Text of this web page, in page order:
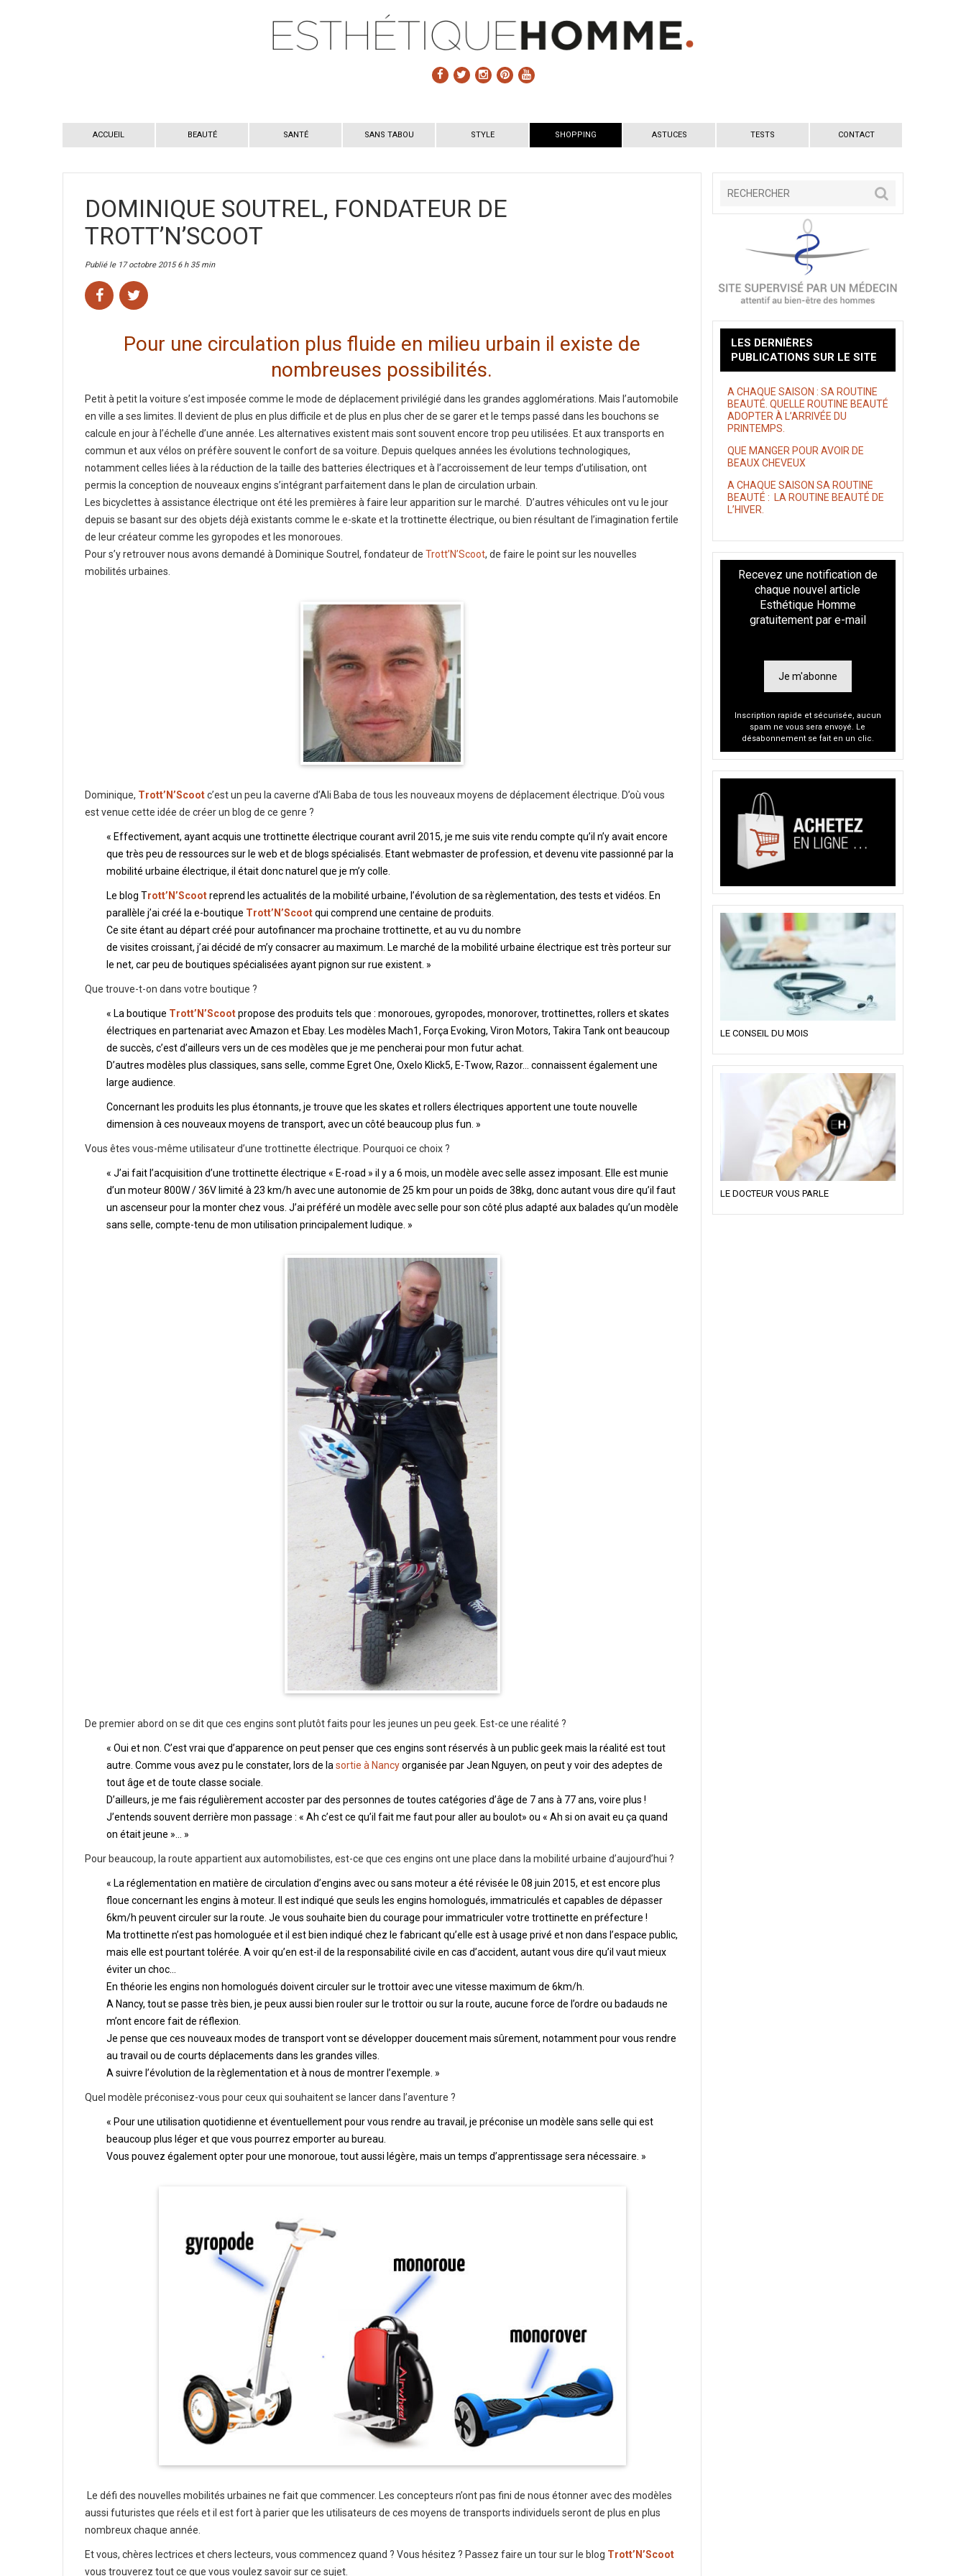
ACCUEIL BEAUTÉ SANTÉ SANS TABOU STYLE SHOPPING ASTUCES TESTS CONTACT
DOMINIQUE SOUTREL, FONDATEUR DE
TROTT’N’SCOOT
Publié le 17 octobre 2015 6 h 35 min
Pour une circulation plus fluide en milieu urbain il existe de
nombreuses possibilités.
Petit à petit la voiture s’est imposée comme le mode de déplacement privilégié dans les grandes agglomérations. Mais l’automobile
en ville a ses limites. Il devient de plus en plus difficile et de plus en plus cher de se garer et le temps passé dans les bouchons se
calcule en jour à l’échelle d’une année. Les alternatives existent mais sont souvent encore trop peu utilisées. Et aux transports en
commun et aux vélos on préfère souvent le confort de sa voiture. Depuis quelques années les évolutions technologiques,
notamment celles liées à la réduction de la taille des batteries électriques et à l’accroissement de leur temps d’utilisation, ont
permis la conception de nouveaux engins s’intégrant parfaitement dans le plan de circulation urbain.
Les bicyclettes à assistance électrique ont été les premières à faire leur apparition sur le marché. D’autres véhicules ont vu le jour
depuis se basant sur des objets déjà existants comme le e-skate et la trottinette électrique, ou bien résultant de l’imagination fertile
de leur créateur comme les gyropodes et les monoroues.
Pour s’y retrouver nous avons demandé à Dominique Soutrel, fondateur de Trott’N’Scoot, de faire le point sur les nouvelles
mobilités urbaines.
Dominique, Trott’N’Scootc’est un peu la caverne d’Ali Baba de tous les nouveaux moyens de déplacement électrique. D’où vous
est venue cette idée de créer un blog de ce genre ?
« Effectivement, ayant acquis une trottinette électrique courant avril 2015, je me suis vite rendu compte qu’il n’y avait encore
que très peu de ressources sur le web et de blogs spécialisés. Etant webmaster de profession, et devenu vite passionné par la
mobilité urbaine électrique, il était donc naturel que je m’y colle.
Le blog Trott’N’Scootreprend les actualités de la mobilité urbaine, l’évolution de sa règlementation, des tests et vidéos. En
parallèle j’ai créé la e-boutique Trott’N’Scootqui comprend une centaine de produits.
Ce site étant au départ créé pour autofinancer ma prochaine trottinette, et au vu du nombre
de visites croissant, j’ai décidé de m’y consacrer au maximum. Le marché de la mobilité urbaine électrique est très porteur sur
le net, car peu de boutiques spécialisées ayant pignon sur rue existent. »
Que trouve-t-on dans votre boutique ?
« La boutique Trott’N’Scootpropose des produits tels que : monoroues, gyropodes, monorover, trottinettes, rollers et skates
électriques en partenariat avec Amazon et Ebay. Les modèles Mach1, Força Evoking, Viron Motors, Takira Tank ont beaucoup
de succès, c’est d’ailleurs vers un de ces modèles que je me pencherai pour mon futur achat.
D’autres modèles plus classiques, sans selle, comme Egret One, Oxelo Klick5, E-Twow, Razor… connaissent également une
large audience.
Concernant les produits les plus étonnants, je trouve que les skates et rollers électriques apportent une toute nouvelle
dimension à ces nouveaux moyens de transport, avec un côté beaucoup plus fun. »
Vous êtes vous-même utilisateur d’une trottinette électrique. Pourquoi ce choix ?
« J’ai fait l’acquisition d’une trottinette électrique « E-road » il y a 6 mois, un modèle avec selle assez imposant. Elle est munie
d’un moteur 800W / 36V limité à 23 km/h avec une autonomie de 25 km pour un poids de 38kg, donc autant vous dire qu’il faut
un ascenseur pour la monter chez vous. J’ai préféré un modèle avec selle pour son côté plus adapté aux balades qu’un modèle
sans selle, compte-tenu de mon utilisation principalement ludique. »
De premier abord on se dit que ces engins sont plutôt faits pour les jeunes un peu geek. Est-ce une réalité ?
« Oui et non. C’est vrai que d’apparence on peut penser que ces engins sont réservés à un public geek mais la réalité est tout
autre. Comme vous avez pu le constater, lors de lasortie à Nancyorganisée par Jean Nguyen, on peut y voir des adeptes de
tout âge et de toute classe sociale.
D’ailleurs, je me fais régulièrement accoster par des personnes de toutes catégories d’âge de 7 ans à 77 ans, voire plus !
J’entends souvent derrière mon passage : « Ah c’est ce qu’il fait me faut pour aller au boulot» ou « Ah si on avait eu ça quand
on était jeune »… »
Pour beaucoup, la route appartient aux automobilistes, est-ce que ces engins ont une place dans la mobilité urbaine d’aujourd’hui ?
« La réglementation en matière de circulation d’engins avec ou sans moteur a été révisée le 08 juin 2015, et est encore plus
floue concernant les engins à moteur. Il est indiqué que seuls les engins homologués, immatriculés et capables de dépasser
6km/h peuvent circuler sur la route. Je vous souhaite bien du courage pour immatriculer votre trottinette en préfecture !
Ma trottinette n’est pas homologuée et il est bien indiqué chez le fabricant qu’elle est à usage privé et non dans l’espace public,
mais elle est pourtant tolérée. A voir qu’en est-il de la responsabilité civile en cas d’accident, autant vous dire qu’il vaut mieux
éviter un choc…
En théorie les engins non homologués doivent circuler sur le trottoir avec une vitesse maximum de 6km/h.
A Nancy, tout se passe très bien, je peux aussi bien rouler sur le trottoir ou sur la route, aucune force de l’ordre ou badauds ne
m’ont encore fait de réflexion.
Je pense que ces nouveaux modes de transport vont se développer doucement mais sûrement, notamment pour vous rendre
au travail ou de courts déplacements dans les grandes villes.
A suivre l’évolution de la règlementation et à nous de montrer l’exemple. »
Quel modèle préconisez-vous pour ceux qui souhaitent se lancer dans l’aventure ?
« Pour une utilisation quotidienne et éventuellement pour vous rendre au travail, je préconise un modèle sans selle qui est
beaucoup plus léger et que vous pourrez emporter au bureau.
Vous pouvez également opter pour une monoroue, tout aussi légère, mais un temps d’apprentissage sera nécessaire. »
Le défi des nouvelles mobilités urbaines ne fait que commencer. Les concepteurs n’ont pas fini de nous étonner avec des modèles
aussi futuristes que réels et il est fort à parier que les utilisateurs de ces moyens de transports individuels seront de plus en plus
nombreux chaque année.
Et vous, chères lectrices et chers lecteurs, vous commencez quand ? Vous hésitez ? Passez faire un tour sur le blog Trott’N’Scoot
vous trouverez tout ce que vous voulez savoir sur ce sujet.
LES DERNIÈRES
PUBLICATIONS SUR LE SITE
A CHAQUE SAISON : SA ROUTINE
BEAUTÉ. QUELLE ROUTINE BEAUTÉ
ADOPTER À L’ARRIVÉE DU
PRINTEMPS.
QUE MANGER POUR AVOIR DE
BEAUX CHEVEUX
A CHAQUE SAISON SA ROUTINE
BEAUTÉ : LA ROUTINE BEAUTÉ DE
L’HIVER.
Recevez une notification de
chaque nouvel article
Esthétique Homme
gratuitement par e-mail
Je m'abonne
Inscription rapide et sécurisée, aucun
spam ne vous sera envoyé. Le
désabonnement se fait en un clic.
LE CONSEIL DU MOIS
LE DOCTEUR VOUS PARLE